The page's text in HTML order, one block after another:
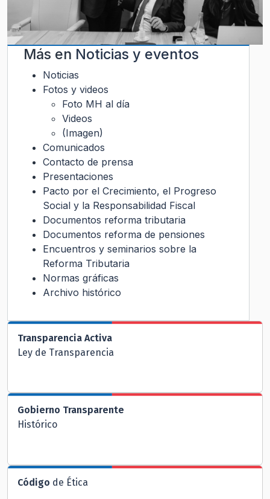
Más en Noticias y eventos
Noticias
Fotos y videos
Foto MH al día
Videos
(Imagen)
Comunicados
Contacto de prensa
Presentaciones
Pacto por el Crecimiento, el Progreso
Social y la Responsabilidad Fiscal
Documentos reforma tributaria
Documentos reforma de pensiones
Encuentros y seminarios sobre la
Reforma Tributaria
Normas gráficas
Archivo histórico
Transparencia Activa
Ley de Transparencia
Gobierno Transparente
Histórico
Código de Ética